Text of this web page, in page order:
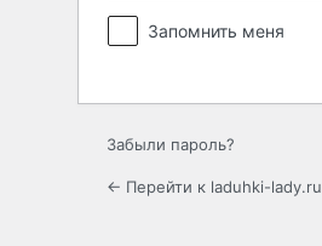
Запомнить меня
Забыли пароль?
← Перейти к laduhki-lady.ru